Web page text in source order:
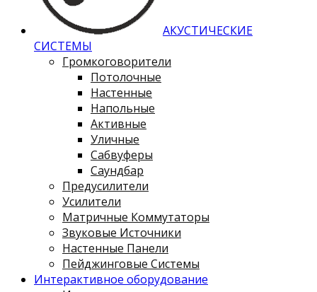
АКУСТИЧЕСКИЕ
СИСТЕМЫ
Громкоговорители
Потолочные
Настенные
Напольные
Активные
Уличные
Сабвуферы
Саундбар
Предусилители
Усилители
Матричные Коммутаторы
Звуковые Источники
Настенные Панели
Пейджинговые Системы
Интерактивное оборудование